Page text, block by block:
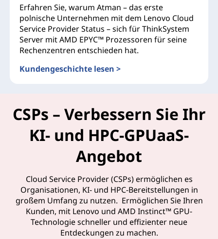
Erfahren Sie, warum Atman – das erste
polnische Unternehmen mit dem Lenovo Cloud
Service Provider Status – sich für ThinkSystem
Server mit AMD EPYC™ Prozessoren für seine
Rechenzentren entschieden hat.
Kundengeschichte lesen >
CSPs – Verbessern Sie Ihr
KI- und HPC-GPUaaS-
Angebot
Cloud Service Provider (CSPs) ermöglichen es
Organisationen, KI- und HPC-Bereitstellungen in
großem Umfang zu nutzen. Ermöglichen Sie Ihren
Kunden, mit Lenovo und AMD Instinct™ GPU-
Technologie schneller und effizienter neue
Entdeckungen zu machen.